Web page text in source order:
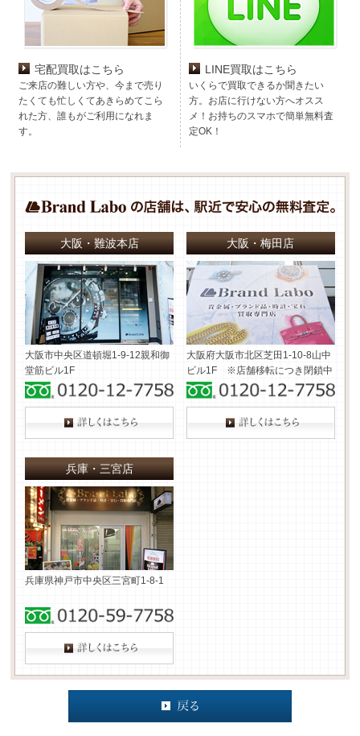
宅配買取はこちら
ご来店の難しい方や、今まで売り
たくても忙しくてあきらめてこら
れた方、誰もがご利用になれま
す。
LINE買取はこちら
いくらで買取できるか聞きたい
方。お店に行けない方へオスス
メ！お持ちのスマホで簡単無料査
定OK！
大阪・難波本店
大阪市中央区道頓堀1-9-12親和御
堂筋ビル1F
大阪・梅田店
大阪府大阪市北区芝田1-10-8山中
ビル1F ※店舗移転につき閉鎖中
兵庫・三宮店
兵庫県神戸市中央区三宮町1-8-1